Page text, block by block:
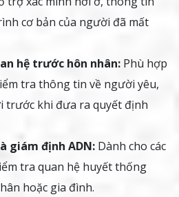
cơ bản của người đã mất
hệ trước hôn nhân: Phù hợp
tra thông tin về người yêu,
trước khi đưa ra quyết định
giám định ADN: Dành cho các
tra quan hệ huyết thống
hoặc gia đình.